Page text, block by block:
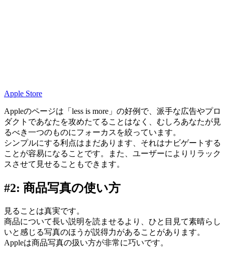
Apple Store
Appleのページは「less is more」の好例で、派手な広告やプロ
ダクトであなたを攻めたてることはなく、むしろあなたが見
るべき一つのものにフォーカスを絞っています。
シンプルにする利点はまだあります、それはナビゲートする
ことが容易になることです。また、ユーザーによりリラック
スさせて見せることもできます。
#2: 商品写真の使い方
見ることは真実です。
商品について長い説明を読ませるより、ひと目見て素晴らし
いと感じる写真のほうが説得力があることがあります。
Appleは商品写真の扱い方が非常に巧いです。